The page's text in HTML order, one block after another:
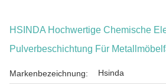
HSINDA Hochwertige Chemische
Pulverbeschichtung Für
Markenbezeichnung: Hsinda